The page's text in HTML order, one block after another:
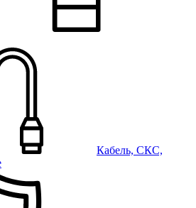
Кабель, СКС,